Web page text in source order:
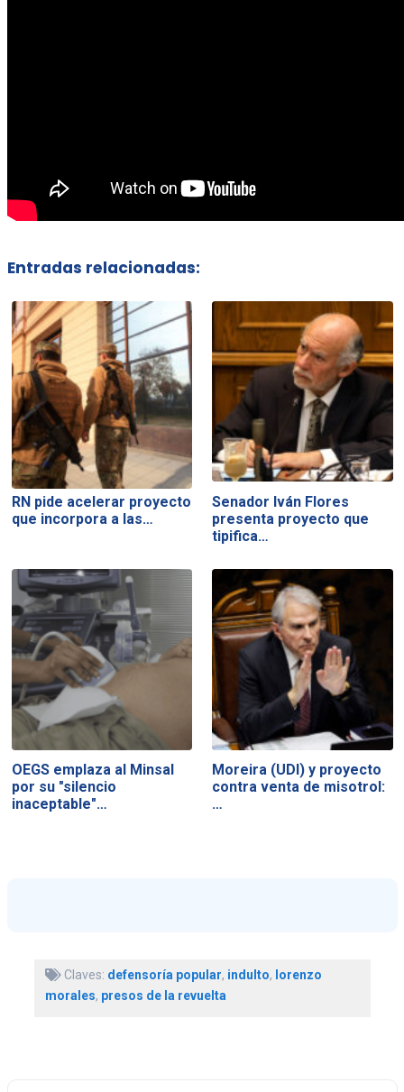
Entradas relacionadas:
RN pide acelerar proyecto
que incorpora a las…
Senador Iván Flores
presenta proyecto que
tipifica…
OEGS emplaza al Minsal
por su "silencio
inaceptable"…
Moreira (UDI) y proyecto
contra venta de misotrol:
…
Claves: defensoría popular, indulto, lorenzo
morales, presos de la revuelta